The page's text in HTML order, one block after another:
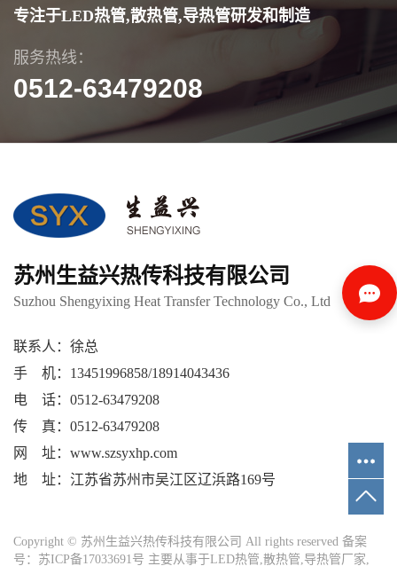
专注于LED热管,散热管,导热管研发和制造
服务热线：
0512-63479208
苏州生益兴热传科技有限公司
Suzhou Shengyixing Heat Transfer Technology Co., Ltd
联系人：徐总
手 机：13451996858/18914043436
电 话：0512-63479208
传 真：0512-63479208
网 址：www.szsyxhp.com
地 址：江苏省苏州市吴江区辽浜路169号
Copyright © 苏州生益兴热传科技有限公司 All rights reserved 备案
号： 苏ICP备17033691号 主要从事于LED热管,散热管,导热管厂家,